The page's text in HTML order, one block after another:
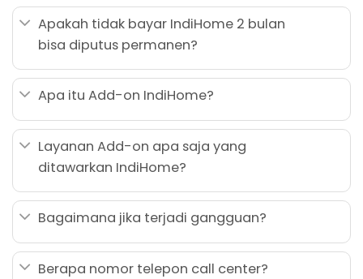
Apakah tidak bayar IndiHome 2 bulan
bisa diputus permanen?
Apa itu Add-on IndiHome?
Layanan Add-on apa saja yang
ditawarkan IndiHome?
Bagaimana jika terjadi gangguan?
Berapa nomor telepon call center?